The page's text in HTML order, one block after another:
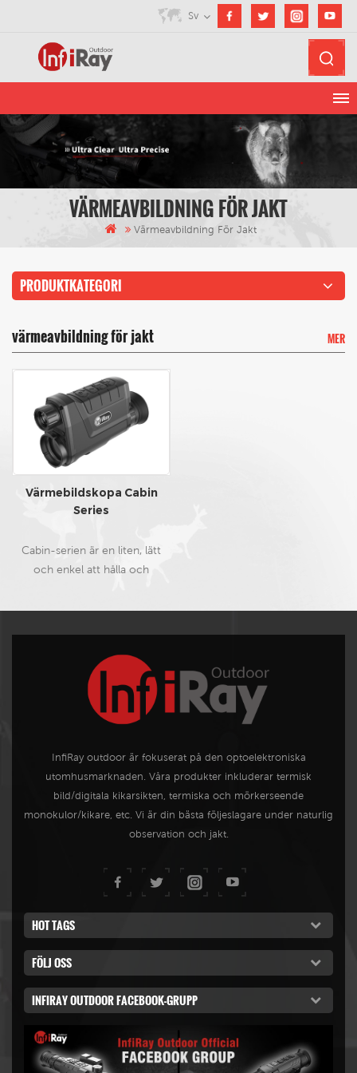
Sv
VÄRMEAVBILDNING FÖR JAKT
Värmeavbildning För Jakt
PRODUKTKATEGORI
värmeavbildning för jakt MER
Värmebildskopa Cabin
Series
Cabin-serien är en liten, lätt
och enkel att hålla och
snabbfokusvredet, det
inbyggda LED-ljuset och andra
funktioner gör den till den
mest bekväma och lättanvända
utomhusobservation.
InfiRay outdoor är fokuserat på den optoelektroniska
utomhusmarknaden. Våra produkter inkluderar termisk
bild/digitala kikarsikten, termiska och mörkerseende
monokulor/kikare, etc. Vi är din bästa följeslagare under naturlig
observation och jakt.
HOT TAGS
FÖLJ OSS
INFIRAY OUTDOOR FACEBOOK-GRUPP